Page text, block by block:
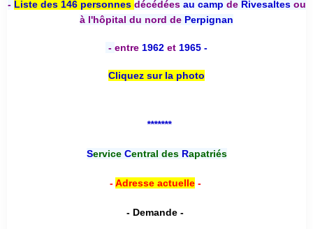
- Liste des 146 personnes décédées au camp deRivesaltesou
à l'hôpital du nord de Perpignan
- entre 1962 et 1965 -
Cliquez sur la photo
*******
Service Central desRapatriés
-Adresse actuelle-
- Demande -